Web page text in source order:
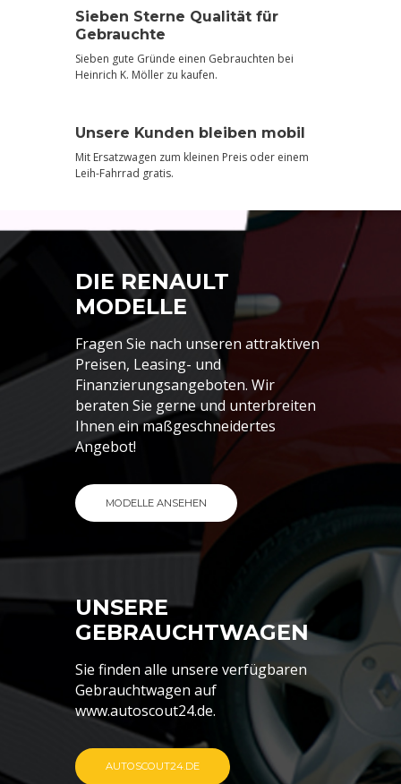
Sieben Sterne Qualität für
Gebrauchte
Sieben gute Gründe einen Gebrauchten bei
Heinrich K. Möller zu kaufen.
Unsere Kunden bleiben mobil
Mit Ersatzwagen zum kleinen Preis oder einem
Leih-Fahrrad gratis.
DIE RENAULT
MODELLE
Fragen Sie nach unseren attraktiven
Preisen, Leasing- und
Finanzierungsangeboten. Wir
beraten Sie gerne und unterbreiten
Ihnen ein maßgeschneidertes
Angebot!
MODELLE ANSEHEN
UNSERE
GEBRAUCHTWAGEN
Sie finden alle unsere verfügbaren
Gebrauchtwagen auf
www.autoscout24.de.
AUTOSCOUT24.DE